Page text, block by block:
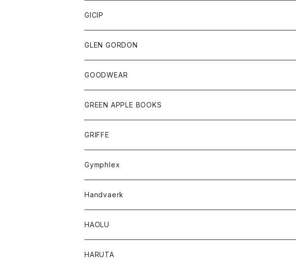
パーカー
グッズ
ネクタイ
チーフ
トップス
シャツ
タンクトップ
ボトム
ショートパンツ
スカート
レディース
スカート
Tシャツ
靴
サンダル
GICIP
トップス
Tシャツ
GLEN GORDON
グッズ
手袋
GOODWEAR
トップス
Tシャツ
GREEN APPLE BOOKS
GRIFFE
Gymphlex
アウター
カーディガン
コート
トップス
シャツ
レディース
Handvaerk
トップス
Tシャツ
HAOLU
HARUTA